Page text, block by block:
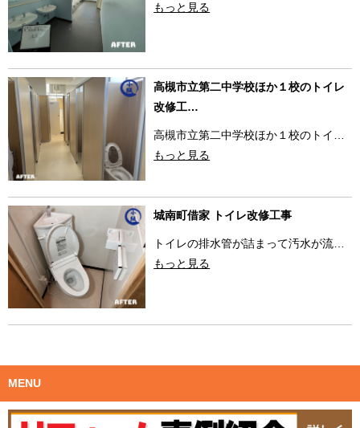
もっと見る
高槻市立第二中学校ほか１校のトイレ
改修工…
高槻市立第二中学校ほか１校のトイ…
もっと見る
城南町借家 トイレ改修工事
トイレの排水管が詰まって汚水が流…
もっと見る
MENU